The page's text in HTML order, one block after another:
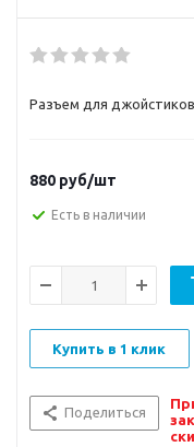
Разъем для джойстиков
880 руб/шт
Есть в наличии
Купить в 1 клик
Поделиться